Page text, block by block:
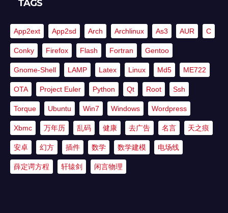
TAGS
App2ext App2sd Arch Archlinux As3 AUR C
Conky Firefox Flash Fortran Gentoo
Gnome-Shell LAMP Latex Linux Md5 ME722
OTA Project Euler Python Qt Root Ssh
Torque Ubuntu Win7 Windows Wordpress
Xbmc 万年历 乱码 健康 去广告 名言 天之痕
安卓 幻方 插件 数学 数学建模 电场线
薛定谔方程 轩辕剑 闲言物理